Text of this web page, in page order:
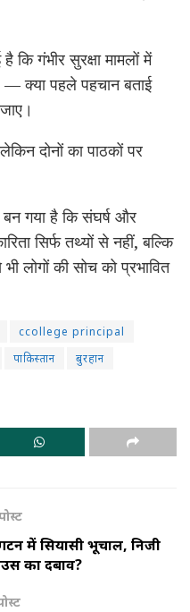
गंभीर सुरक्षा मामलों में
— क्या पहले पहचान बताई
दोनों का पाठकों पर
बन गया है कि संघर्ष और
सिर्फ तथ्यों से नहीं, बल्कि
लोगों की सोच को प्रभावित
ccollege principal
पाकिस्तान बुरहान
में सियासी भूचाल, निजी
का दबाव?